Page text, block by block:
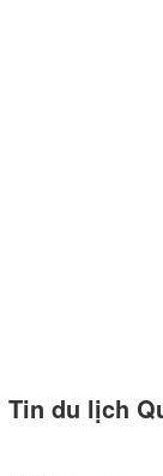
Tin du lịch